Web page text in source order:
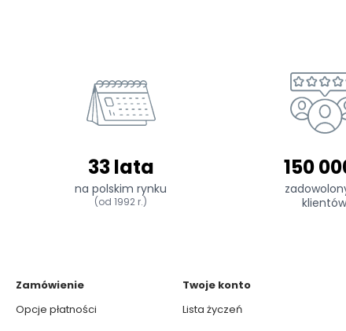
33 lata
na polskim rynku
(od 1992 r.)
150
Zamówienie
Opcje płatności
Twoje konto
Lista życzeń